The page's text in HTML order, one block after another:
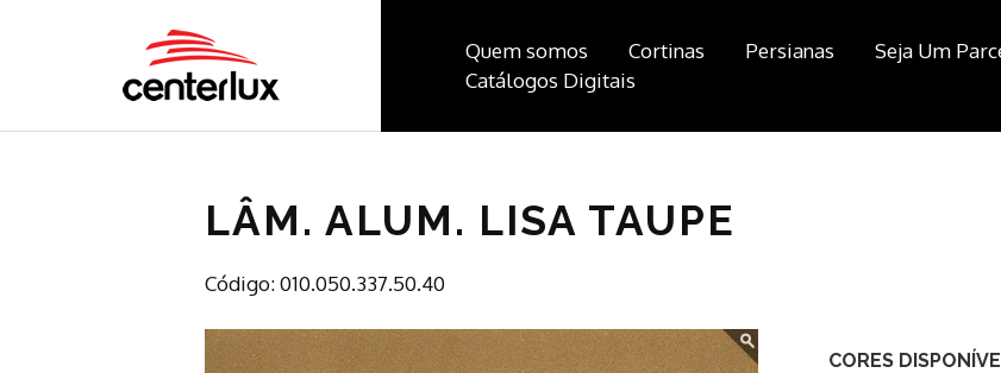
Quem somos Cortinas Persianas Seja Um
Catálogos Digitais
LÂM. ALUM. LISA TAUPE
Código: 010.050.337.50.40
CORES